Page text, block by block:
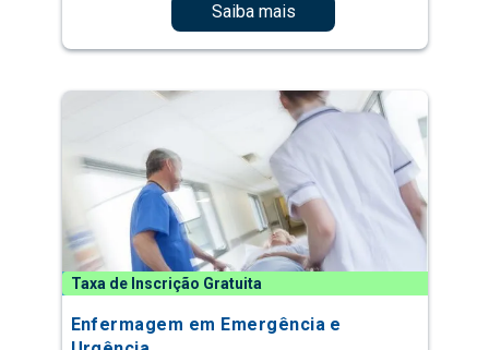
Saiba mais
Taxa de Inscrição Gratuita
Enfermagem em Emergência e